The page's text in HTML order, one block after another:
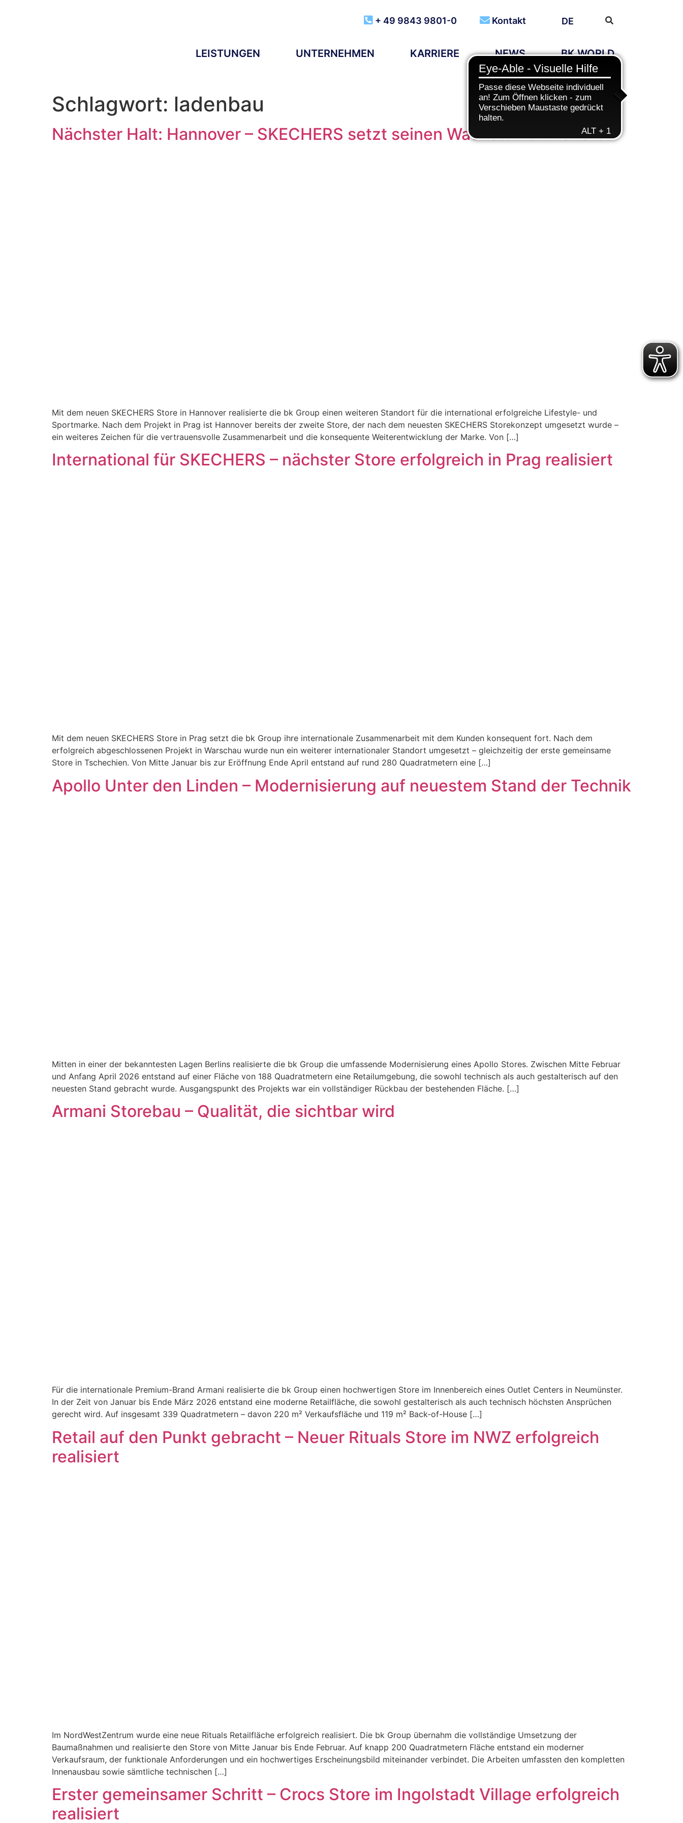
+ 49 9843 9801-0 Kontakt DE
LEISTUNGEN UNTERNEHMEN KARRIERE NEWS BK WORLD
Schlagwort: ladenbau
Nächster Halt: Hannover – SKECHERS setzt seinen Wachstumskurs fort
Mit dem neuen SKECHERS Store in Hannover realisierte die bk Group einen weiteren Standort für die international erfolgreiche Lifestyle- und
Sportmarke. Nach dem Projekt in Prag ist Hannover bereits der zweite Store, der nach dem neuesten SKECHERS Storekonzept umgesetzt wurde –
ein weiteres Zeichen für die vertrauensvolle Zusammenarbeit und die konsequente Weiterentwicklung der Marke. Von […]
International für SKECHERS – nächster Store erfolgreich in Prag realisiert
Mit dem neuen SKECHERS Store in Prag setzt die bk Group ihre internationale Zusammenarbeit mit dem Kunden konsequent fort. Nach dem
erfolgreich abgeschlossenen Projekt in Warschau wurde nun ein weiterer internationaler Standort umgesetzt – gleichzeitig der erste gemeinsame
Store in Tschechien. Von Mitte Januar bis zur Eröffnung Ende April entstand auf rund 280 Quadratmetern eine […]
Apollo Unter den Linden – Modernisierung auf neuestem Stand der Technik
Mitten in einer der bekanntesten Lagen Berlins realisierte die bk Group die umfassende Modernisierung eines Apollo Stores. Zwischen Mitte Februar
und Anfang April 2026 entstand auf einer Fläche von 188 Quadratmetern eine Retailumgebung, die sowohl technisch als auch gestalterisch auf den
neuesten Stand gebracht wurde. Ausgangspunkt des Projekts war ein vollständiger Rückbau der bestehenden Fläche. […]
Armani Storebau – Qualität, die sichtbar wird
Für die internationale Premium-Brand Armani realisierte die bk Group einen hochwertigen Store im Innenbereich eines Outlet Centers in Neumünster.
In der Zeit von Januar bis Ende März 2026 entstand eine moderne Retailfläche, die sowohl gestalterisch als auch technisch höchsten Ansprüchen
gerecht wird. Auf insgesamt 339 Quadratmetern – davon 220 m² Verkaufsfläche und 119 m² Back-of-House […]
Retail auf den Punkt gebracht – Neuer Rituals Store im NWZ erfolgreich
realisiert
Im NordWestZentrum wurde eine neue Rituals Retailfläche erfolgreich realisiert. Die bk Group übernahm die vollständige Umsetzung der
Baumaßnahmen und realisierte den Store von Mitte Januar bis Ende Februar. Auf knapp 200 Quadratmetern Fläche entstand ein moderner
Verkaufsraum, der funktionale Anforderungen und ein hochwertiges Erscheinungsbild miteinander verbindet. Die Arbeiten umfassten den kompletten
Innenausbau sowie sämtliche technischen […]
Erster gemeinsamer Schritt – Crocs Store im Ingolstadt Village erfolgreich
realisiert